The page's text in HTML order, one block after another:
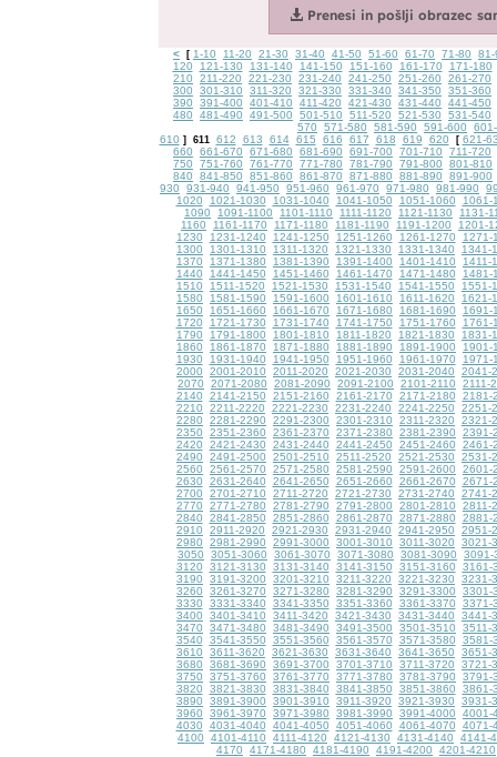
< [ 1-10 11-20 21-30 31-40 41-50 51-60 61-70 71-80
81-
120
121-130 131-140 141-150 151-160 161-170
171-180
210
211-220 221-230 231-240 241-250 251-260
261-270
300
301-310 311-320 321-330 331-340 341-350
351-360
390
391-400 401-410 411-420 421-430 431-440
441-450
480
481-490 491-500 501-510 511-520 521-530
531-540
570
571-580 581-590 591-600
601-
610 ] 611 612 613 614 615 616 617 618 619 620 [ 621-
660
661-670 671-680 681-690 691-700 701-710
711-720
750
751-760 761-770 771-780 781-790 791-800
801-810
840
841-850 851-860 861-870 871-880 881-890
891-900
930
931-940 941-950 951-960 961-970 971-980 981-990
1020
1021-1030 1031-1040 1041-1050 1051-1060
1061-
1090
1091-1100 1101-1110 1111-1120 1121-1130
1131-
1160
1161-1170 1171-1180 1181-1190 1191-1200
1201-
1230
1231-1240 1241-1250 1251-1260 1261-1270
1271-
1300
1301-1310 1311-1320 1321-1330 1331-1340
1341-
1370
1371-1380 1381-1390 1391-1400 1401-1410
1411-
1440
1441-1450 1451-1460 1461-1470 1471-1480
1481-
1510
1511-1520 1521-1530 1531-1540 1541-1550
1551-
1580
1581-1590 1591-1600 1601-1610 1611-1620
1621-
1650
1651-1660 1661-1670 1671-1680 1681-1690
1691-
1720
1721-1730 1731-1740 1741-1750 1751-1760
1761-
1790
1791-1800 1801-1810 1811-1820 1821-1830
1831-
1860
1861-1870 1871-1880 1881-1890 1891-1900
1901-
1930
1931-1940 1941-1950 1951-1960 1961-1970
1971-
2000
2001-2010 2011-2020 2021-2030 2031-2040
2041-
2070
2071-2080 2081-2090 2091-2100 2101-2110
2111-
2140
2141-2150 2151-2160 2161-2170 2171-2180
2181-
2210
2211-2220 2221-2230 2231-2240 2241-2250
2251-
2280
2281-2290 2291-2300 2301-2310 2311-2320
2321-
2350
2351-2360 2361-2370 2371-2380 2381-2390
2391-
2420
2421-2430 2431-2440 2441-2450 2451-2460
2461-
2490
2491-2500 2501-2510 2511-2520 2521-2530
2531-
2560
2561-2570 2571-2580 2581-2590 2591-2600
2601-
2630
2631-2640 2641-2650 2651-2660 2661-2670
2671-
2700
2701-2710 2711-2720 2721-2730 2731-2740
2741-
2770
2771-2780 2781-2790 2791-2800 2801-2810
2811-
2840
2841-2850 2851-2860 2861-2870 2871-2880
2881-
2910
2911-2920 2921-2930 2931-2940 2941-2950
2951-
2980
2981-2990 2991-3000 3001-3010 3011-3020
3021-
3050
3051-3060 3061-3070 3071-3080 3081-3090
3091-
3120
3121-3130 3131-3140 3141-3150 3151-3160
3161-
3190
3191-3200 3201-3210 3211-3220 3221-3230
3231-
3260
3261-3270 3271-3280 3281-3290 3291-3300
3301-
3330
3331-3340 3341-3350 3351-3360 3361-3370
3371-
3400
3401-3410 3411-3420 3421-3430 3431-3440
3441-
3470
3471-3480 3481-3490 3491-3500 3501-3510
3511-
3540
3541-3550 3551-3560 3561-3570 3571-3580
3581-
3610
3611-3620 3621-3630 3631-3640 3641-3650
3651-
3680
3681-3690 3691-3700 3701-3710 3711-3720
3721-
3750
3751-3760 3761-3770 3771-3780 3781-3790
3791-
3820
3821-3830 3831-3840 3841-3850 3851-3860
3861-
3890
3891-3900 3901-3910 3911-3920 3921-3930
3931-
3960
3961-3970 3971-3980 3981-3990 3991-4000
4001-
4030
4031-4040 4041-4050 4051-4060 4061-4070
4071-
4100
4101-4110 4111-4120 4121-4130 4131-4140
4141-
4170
4171-4180 4181-4190 4191-4200 4201-4210